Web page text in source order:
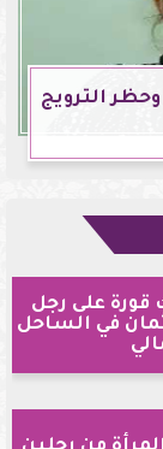
الترويج
قورة على رجل
في الساحل